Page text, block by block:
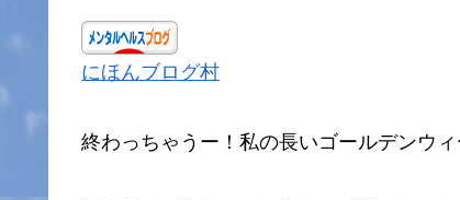
にほんブログ村
終わっちゃうー！私の長いゴールデンウィ